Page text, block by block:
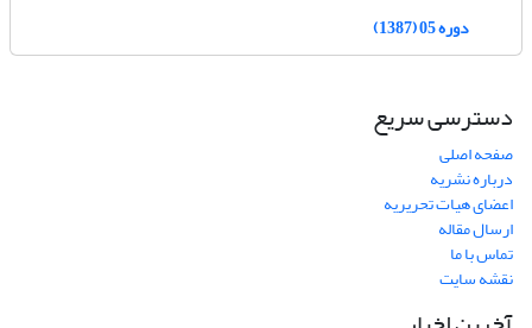
دوره 05 (1387)
دسترسی سریع
صفحه اصلی
درباره نشریه
اعضای هیات تحریریه
ارسال مقاله
تماس با ما
نقشه سایت